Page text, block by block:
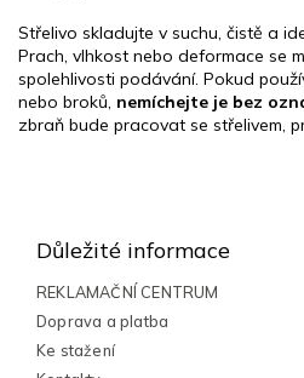
Střelivo skladujte v suchu, čistě a
Prach, vlhkost nebo deformace se
spolehlivosti podávání. Pokud
nebo broků, nemíchejte je bez
zbraň bude pracovat se střelivem,
Důležité informace
REKLAMAČNÍ CENTRUM
Doprava a platba
Ke stažení